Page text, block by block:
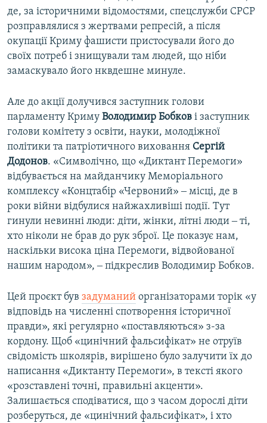
де, за історичними відомостями, спецслужби СРСР
розправлялися з жертвами репресій, а після
окупації Криму фашисти пристосували його до
своїх потреб і знищували там людей, що ніби
замаскувало його нквдешне минуле.
Але до акції долучився заступник голови
парламенту Криму Володимир Бобков і заступник
голови комітету з освіти, науки, молодіжної
політики та патріотичного виховання Сергій
Додонов. «Символічно, що «Диктант Перемоги»
відбувається на майданчику Меморіального
комплексу «Концтабір «Червоний» ‒ місці, де в
роки війни відбулися найжахливіші події. Тут
гинули невинні люди: діти, жінки, літні люди ‒ ті,
хто ніколи не брав до рук зброї. Це показує нам,
наскільки висока ціна Перемоги, відвойованої
нашим народом», ‒ підкреслив Володимир Бобков.
Цей проєкт був задуманий організаторами торік «у
відповідь на численні спотворення історичної
правди», які регулярно «поставляються» з-за
кордону. Щоб «цинічний фальсифікат» не отруїв
свідомість школярів, вирішено було залучити їх до
написання «Диктанту Перемоги», в тексті якого
«розставлені точні, правильні акценти».
Залишається сподіватися, що з часом дорослі діти
розберуться, де «цинічний фальсифікат», і хто